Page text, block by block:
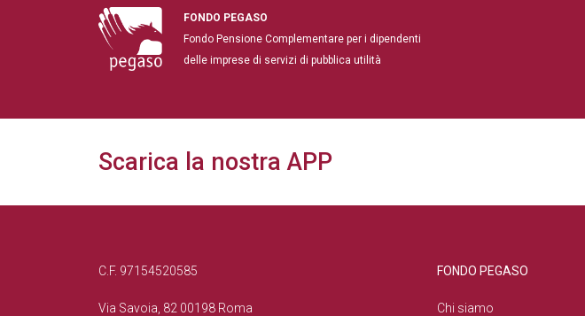
FONDO PEGASO
Fondo Pensione Complementare per i dipendenti
delle imprese di servizi di pubblica utilità
Scarica la nostra APP
C.F. 97154520585
Via Savoia, 82 00198 Roma
FONDO PEGASO
Chi siamo